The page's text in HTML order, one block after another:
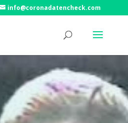
info@coronadatencheck.com